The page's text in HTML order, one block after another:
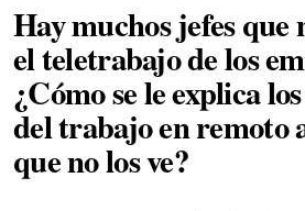
Hay muchos jefes que
el teletrabajo de los
¿Cómo se le explica
del trabajo en remoto
que no los ve?